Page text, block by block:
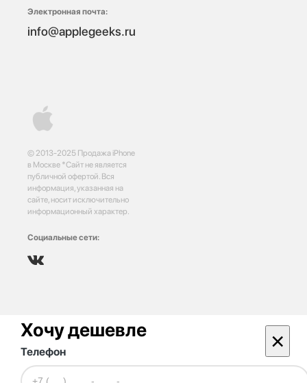
© 2013-2025 Продажа iPhone
в Москве *Сайт не является
публичной офертой. Вся
информация, указанная на
сайте, носит исключительно
информационный характер.
Социальные сети:
Электронная почта:
info@applegeeks.ru
Хочу дешевле ×
Телефон